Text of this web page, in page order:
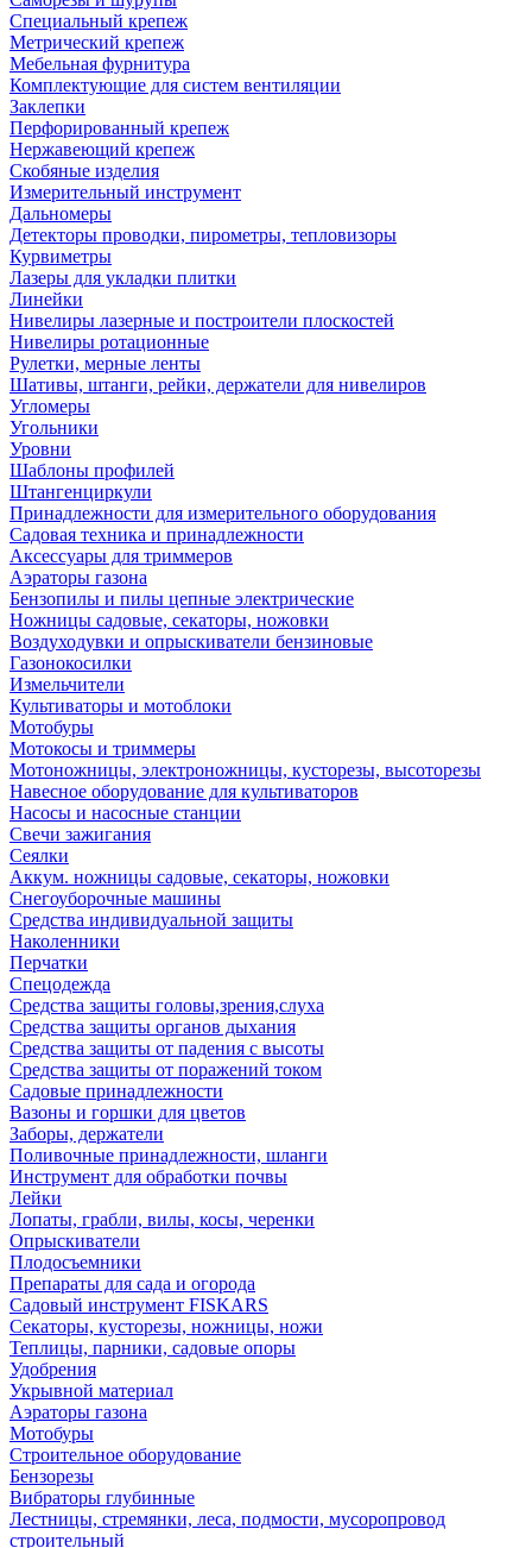
Специальный крепеж
Метрический крепеж
Мебельная фурнитура
Комплектующие для систем вентиляции
Заклепки
Перфорированный крепеж
Нержавеющий крепеж
Скобяные изделия
Измерительный инструмент
Дальномеры
Детекторы проводки, пирометры, тепловизоры
Курвиметры
Лазеры для укладки плитки
Линейки
Нивелиры лазерные и построители плоскостей
Нивелиры ротационные
Рулетки, мерные ленты
Шативы, штанги, рейки, держатели для нивелиров
Угломеры
Угольники
Уровни
Шаблоны профилей
Штангенциркули
Принадлежности для измерительного оборудования
Садовая техника и принадлежности
Аксессуары для триммеров
Аэраторы газона
Бензопилы и пилы цепные электрические
Ножницы садовые, секаторы, ножовки
Воздуходувки и опрыскиватели бензиновые
Газонокосилки
Измельчители
Культиваторы и мотоблоки
Мотобуры
Мотокосы и триммеры
Мотоножницы, электроножницы, кусторезы, высоторезы
Навесное оборудование для культиваторов
Насосы и насосные станции
Свечи зажигания
Сеялки
Аккум. ножницы садовые, секаторы, ножовки
Снегоуборочные машины
Средства индивидуальной защиты
Наколенники
Перчатки
Спецодежда
Средства защиты головы,зрения,слуха
Средства защиты органов дыхания
Средства защиты от падения с высоты
Средства защиты от поражений током
Садовые принадлежности
Вазоны и горшки для цветов
Заборы, держатели
Поливочные принадлежности, шланги
Инструмент для обработки почвы
Лейки
Лопаты, грабли, вилы, косы, черенки
Опрыскиватели
Плодосъемники
Препараты для сада и огорода
Садовый инструмент FISKARS
Секаторы, кусторезы, ножницы, ножи
Теплицы, парники, садовые опоры
Удобрения
Укрывной материал
Аэраторы газона
Мотобуры
Строительное оборудование
Бензорезы
Вибраторы глубинные
Лестницы, стремянки, леса, подмости, мусоропровод
строительный